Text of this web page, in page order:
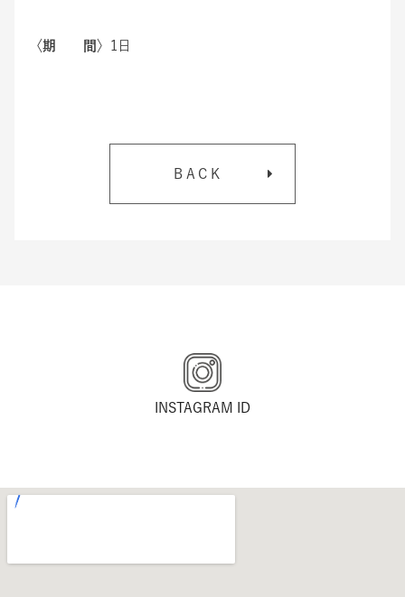
〈期 間〉 1日
BACK
INSTAGRAM ID